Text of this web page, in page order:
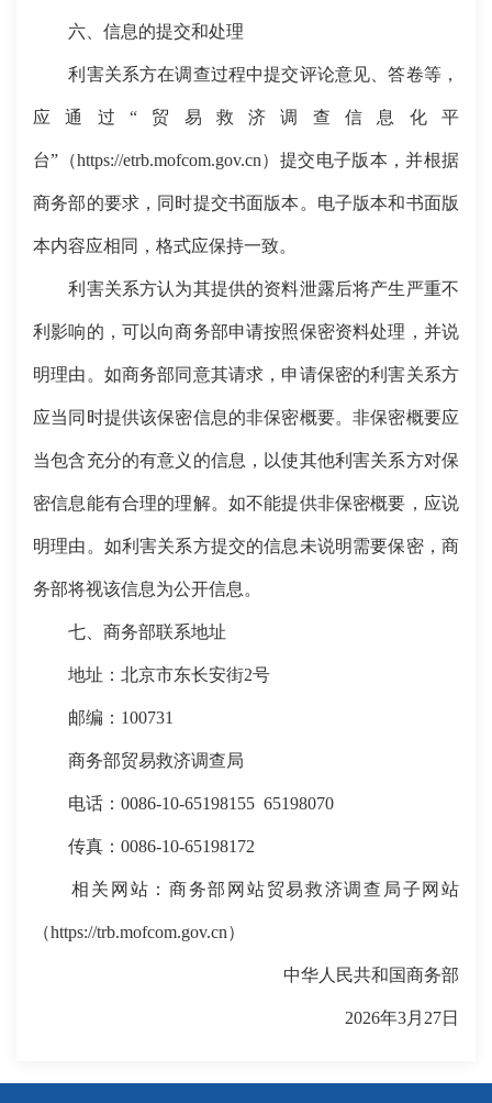
六、信息的提交和处理
利害关系方在调查过程中提交评论意见、答卷等，
应通过“贸易救济调查信息化平
台”（https://etrb.mofcom.gov.cn）提交电子版本，并根据
商务部的要求，同时提交书面版本。电子版本和书面版
本内容应相同，格式应保持一致。
利害关系方认为其提供的资料泄露后将产生严重不
利影响的，可以向商务部申请按照保密资料处理，并说
明理由。如商务部同意其请求，申请保密的利害关系方
应当同时提供该保密信息的非保密概要。非保密概要应
当包含充分的有意义的信息，以使其他利害关系方对保
密信息能有合理的理解。如不能提供非保密概要，应说
明理由。如利害关系方提交的信息未说明需要保密，商
务部将视该信息为公开信息。
七、商务部联系地址
地址：北京市东长安街2号
邮编：100731
商务部贸易救济调查局
电话：0086-10-65198155 65198070
传真：0086-10-65198172
相关网站：商务部网站贸易救济调查局子网站
（https://trb.mofcom.gov.cn）
中华人民共和国商务部
2026年3月27日